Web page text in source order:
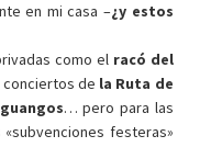
en mi casa –¿y estos
como el racó del
de la Ruta de
… pero para las
festeras»